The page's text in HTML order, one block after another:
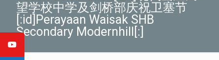
望学校中学及剑桥部庆祝卫塞节
[:id]Perayaan Waisak SHB
Secondary Modernhill[:]